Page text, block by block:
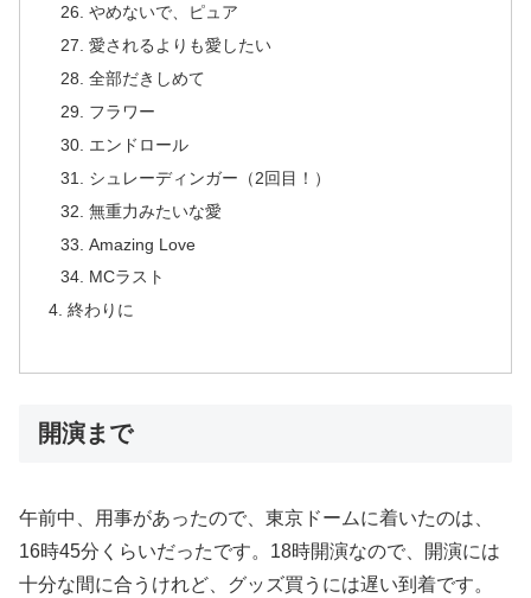
やめないで、ピュア
愛されるよりも愛したい
全部だきしめて
フラワー
エンドロール
シュレーディンガー（2回目！）
無重力みたいな愛
Amazing Love
MCラスト
終わりに
開演まで
午前中、用事があったので、東京ドームに着いたのは、
16時45分くらいだったです。18時開演なので、開演には
十分な間に合うけれど、グッズ買うには遅い到着です。